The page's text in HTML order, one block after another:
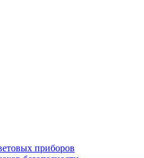
приборов